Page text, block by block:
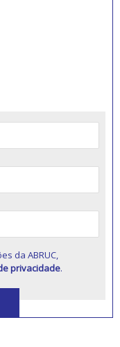
da ABRUC,
privacidade.